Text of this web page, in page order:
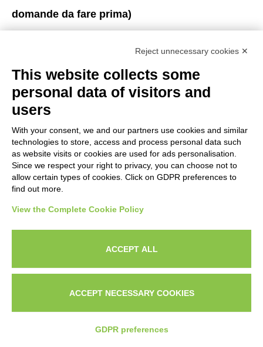
domande da fare prima)
Chiunque può lasciare nome e telefono.
Tu chiami tutti.
Ma il 70% è:
Senza soldi
Solo curioso
Il commerciale passa 4 ore al giorno a
chiamare gente che non comprerà mai.
CHI
SONO?
IL
Reject unnecessary cookies ✕
This website collects some
personal data of visitors and
users
With your consent, we and our partners use cookies and similar
technologies to store, access and process personal data such
as website visits or cookies are used for ads personalisation.
Since we respect your right to privacy, you can choose not to
allow certain types of cookies. Click on GDPR preferences to
find out more.
View the Complete Cookie Policy
ACCEPT ALL
ACCEPT NECESSARY COOKIES
GDPR preferences